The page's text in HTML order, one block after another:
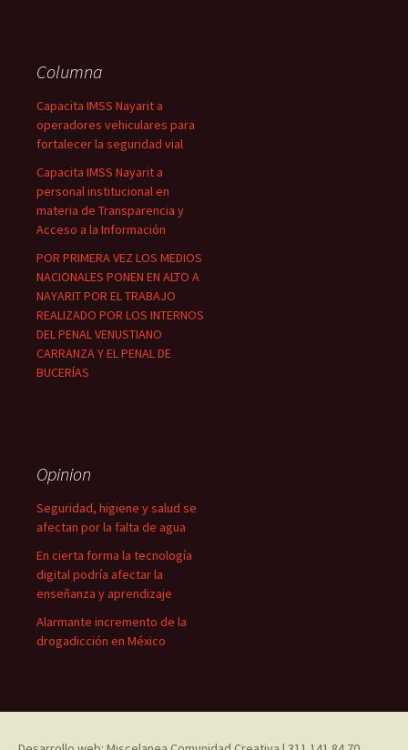
Columna
Capacita IMSS Nayarit a
operadores vehiculares para
fortalecer la seguridad vial
Capacita IMSS Nayarit a
personal institucional en
materia de Transparencia y
Acceso a la Información
POR PRIMERA VEZ LOS MEDIOS
NACIONALES PONEN EN ALTO A
NAYARIT POR EL TRABAJO
REALIZADO POR LOS INTERNOS
DEL PENAL VENUSTIANO
CARRANZA Y EL PENAL DE
BUCERÍAS
Opinion
Seguridad, higiene y salud se
afectan por la falta de agua
En cierta forma la tecnología
digital podría afectar la
enseñanza y aprendizaje
Alarmante incremento de la
drogadicción en México